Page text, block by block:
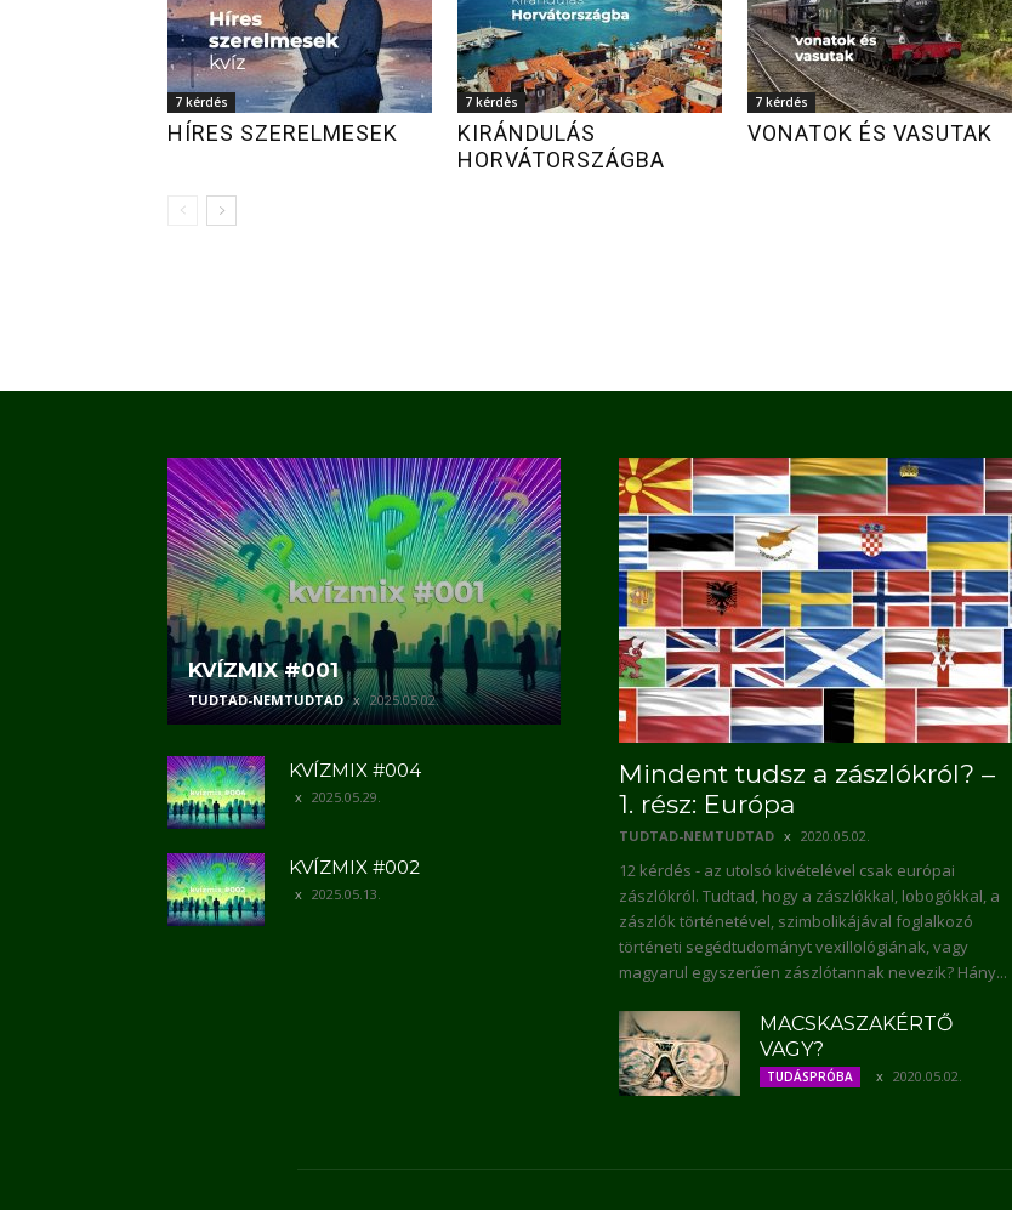
7 kérdés
HÍRES SZERELMESEK
7 kérdés
KIRÁNDULÁS
HORVÁTORSZÁGBA
7 kérdés
VONATOK ÉS VASUTAK
KVÍZMIX #001
TUDTAD-NEMTUDTAD 2025.05.02.
KVÍZMIX #004
2025.05.29.
KVÍZMIX #002
2025.05.13.
Mindent tudsz a zászlókról? –
1. rész: Európa
TUDTAD-NEMTUDTAD 2020.05.02.
12 kérdés - az utolsó kivételével csak európai
zászlókról. Tudtad, hogy a zászlókkal, lobogókkal, a
zászlók történetével, szimbolikájával foglalkozó
történeti segédtudományt vexillológiának, vagy
magyarul egyszerűen zászlótannak nevezik? Hány...
MACSKASZAKÉRTŐ
VAGY?
TUDÁSPRÓBA 2020.05.02.